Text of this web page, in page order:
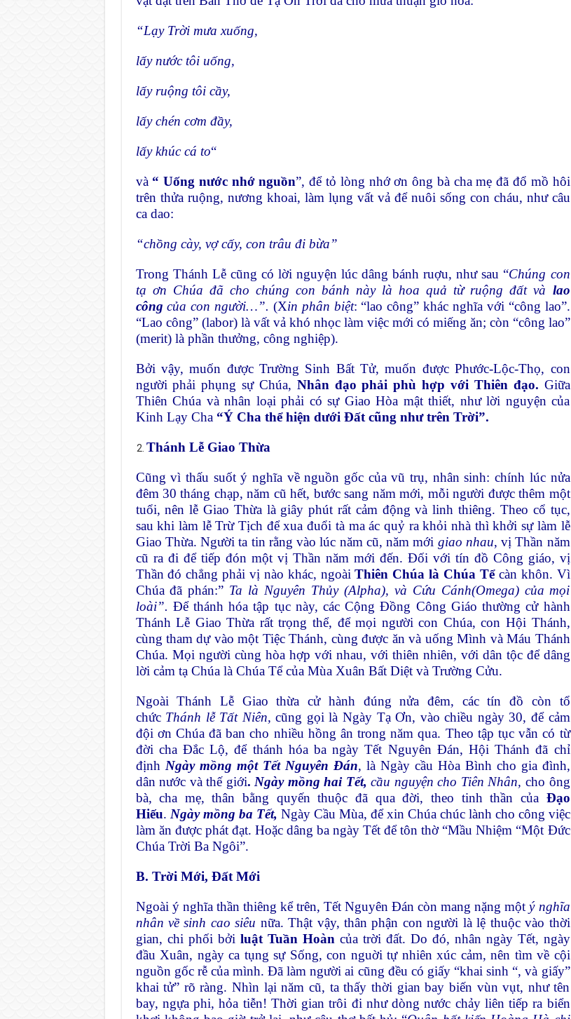
“Lạy Trời mưa xuống,
lấy nước tôi uống,
lấy ruộng tôi cầy,
lấy chén cơm đầy,
lấy khúc cá to“
và“ Uống nước nhớ nguồn”, để tỏ lòng nhớ ơn ông bà cha mẹ đã đổ mồ hôi
trên thửa ruộng, nương khoai, làm lụng vất vả để nuôi sống con cháu, như câu
ca dao:
“chồng cày, vợ cấy, con trâu đi bừa”
Trong Thánh Lễ cũng có lời nguyện lúc dâng bánh ruợu, như sau “Chúng con
tạ ơn Chúa đã cho chúng con bánh này là hoa quả từ ruộng đất và lao
công của con người…”. (Xin phân biệt: “lao công” khác nghĩa với “công lao”.
“Lao công” (labor) là vất vả khó nhọc làm việc mới có miếng ăn; còn “công lao”
(merit) là phần thưởng, công nghiệp).
Bởi vậy, muốn được Trường Sinh Bất Tử, muốn được Phước-Lộc-Thọ, con
người phải phụng sự Chúa, Nhân đạo phải phù hợp với Thiên đạo. Giữa
Thiên Chúa và nhân loại phải có sự Giao Hòa mật thiết, như lời nguyện của
Kinh Lạy Cha “Ý Cha thể hiện dưới Đất cũng như trên Trời”.
Thánh Lễ Giao Thừa
Cũng vì thấu suốt ý nghĩa về nguồn gốc của vũ trụ, nhân sinh: chính lúc nửa
đêm 30 tháng chạp, năm cũ hết, bước sang năm mới, mỗi người được thêm một
tuổi, nên lễ Giao Thừa là giây phút rất cảm động và linh thiêng. Theo cổ tục,
sau khi làm lễ Trừ Tịch để xua đuổi tà ma ác quỷ ra khỏi nhà thì khởi sự làm lễ
Giao Thừa. Người ta tin rằng vào lúc năm cũ, năm mới giao nhau, vị Thần năm
cũ ra đi để tiếp đón một vị Thần năm mới đến. Đối với tín đồ Công giáo, vị
Thần đó chẳng phải vị nào khác, ngoàiThiên Chúa là Chúa Tểcàn khôn. Vì
Chúa đã phán:” Ta là Nguyên Thủy (Alpha), và Cứu Cánh(Omega) của mọi
loài”. Để thánh hóa tập tục này, các Cộng Đồng Công Giáo thường cử hành
Thánh Lễ Giao Thừa rất trọng thể, để mọi người con Chúa, con Hội Thánh,
cùng tham dự vào một Tiệc Thánh, cùng được ăn và uống Mình và Máu Thánh
Chúa. Mọi người cùng hòa hợp với nhau, với thiên nhiên, với dân tộc để dâng
lời cảm tạ Chúa là Chúa Tể của Mùa Xuân Bất Diệt và Trường Cửu.
Ngoài Thánh Lễ Giao thừa cử hành đúng nửa đêm, các tín đồ còn tổ
chức Thánh lễ Tất Niên, cũng gọi là Ngày Tạ Ơn, vào chiều ngày 30, để cảm
đội ơn Chúa đã ban cho nhiều hồng ân trong năm qua. Theo tập tục vẫn có từ
đời cha Đắc Lộ, để thánh hóa ba ngày Tết Nguyên Đán, Hội Thánh đã chỉ
định Ngày mồng một Tết Nguyên Đán, là Ngày cầu Hòa Bình cho gia đình,
dân nước và thế giới. Ngày mồng hai Tết, cầu nguyện cho Tiên Nhân, cho ông
bà, cha mẹ, thân bằng quyến thuộc đã qua đời, theo tinh thần của Đạo
Hiếu. Ngày mồng ba Tết, Ngày Cầu Mùa, để xin Chúa chúc lành cho công việc
làm ăn được phát đạt. Hoặc dâng ba ngày Tết để tôn thờ “Mầu Nhiệm “Một Đức
Chúa Trời Ba Ngôi”.
B. Trời Mới, Đất Mới
Ngoài ý nghĩa thần thiêng kể trên, Tết Nguyên Đán còn mang nặng mộtý nghĩa
nhân về sinh cao siêu nữa. Thật vậy, thân phận con người là lệ thuộc vào thời
gian, chi phối bởi luật Tuần Hoàn của trời đất. Do đó, nhân ngày Tết, ngày
đầu Xuân, ngày ca tụng sự Sống, con nguời tự nhiên xúc cảm, nên tìm về cội
nguồn gốc rễ của mình. Đã làm người ai cũng đều có giấy “khai sinh “, và giấy”
khai tử” rõ ràng. Nhìn lại năm cũ, ta thấy thời gian bay biến vùn vụt, như tên
bay, ngựa phi, hỏa tiễn! Thời gian trôi đi như dòng nước chảy liên tiếp ra biển